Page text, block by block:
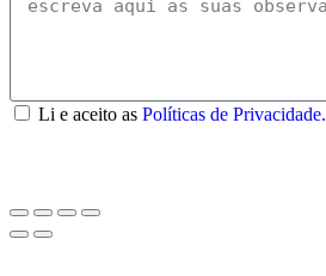
Li e aceito as Políticas de Privacidade.